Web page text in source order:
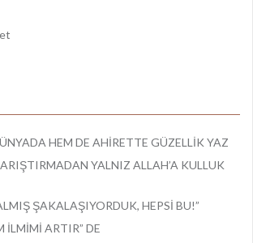
HEM DE AHİRETTE GÜZELLİK YAZ
YALNIZ ALLAH’A KULLUK
ŞAKALAŞIYORDUK, HEPSİ BU!”
İLMİMİ ARTIR” DE